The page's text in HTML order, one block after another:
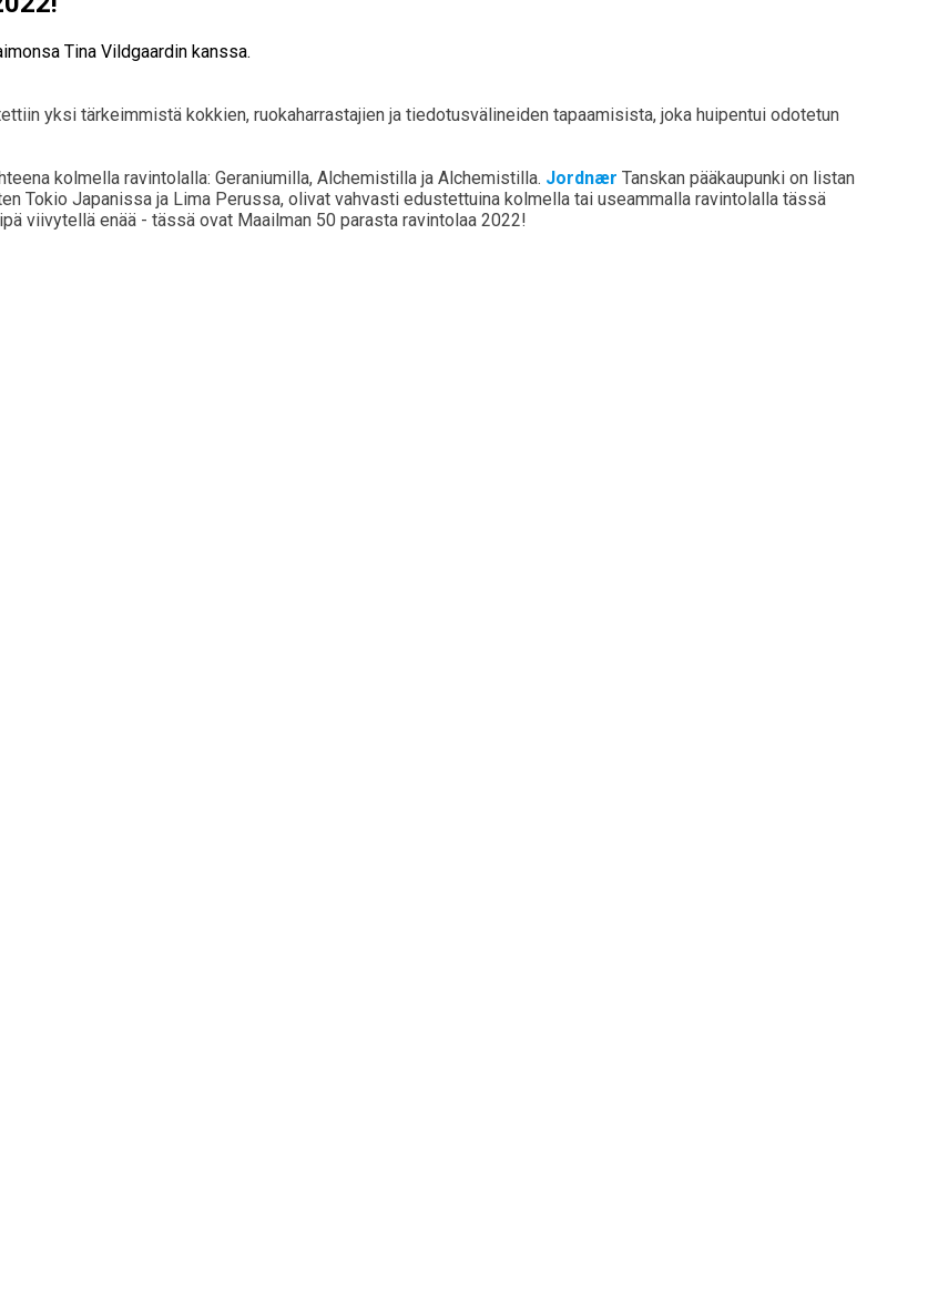
yksi tärkeimmistä kokkien, ruokaharrastajien ja tiedotusvälineiden tapaamisista, joka huipentui odotetun
kolmella ravintolalla: Geraniumilla, Alchemistilla ja Alchemistilla. Jordnær Tanskan pääkaupunki on listan
Tokio Japanissa ja Lima Perussa, olivat vahvasti edustettuina kolmella tai useammalla ravintolalla tässä
viivytellä enää - tässä ovat Maailman 50 parasta ravintolaa 2022!